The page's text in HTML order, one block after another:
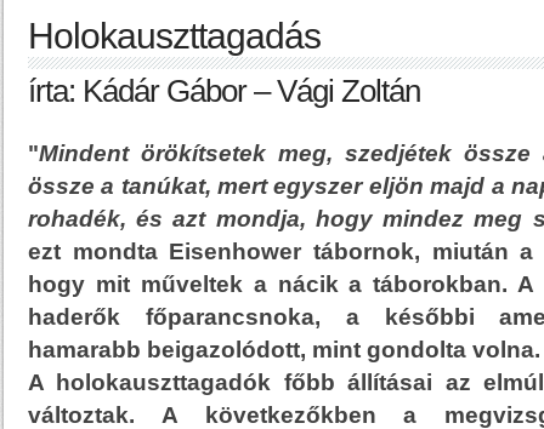
Holokauszttagadás
írta: Kádár Gábor – Vági Zoltán
"Mindent örökítsetek meg, szedjétek össze
össze a tanúkat, mert egyszer eljön majd a
rohadék, és azt mondja, hogy mindez meg
ezt mondta Eisenhower tábornok, miután a
hogy mit műveltek a nácik a táborokban. A
haderők főparancsnoka, a későbbi
hamarabb beigazolódott, mint gondolta volna.
A holokauszttagadók főbb állításai az
változtak. A következőkben a